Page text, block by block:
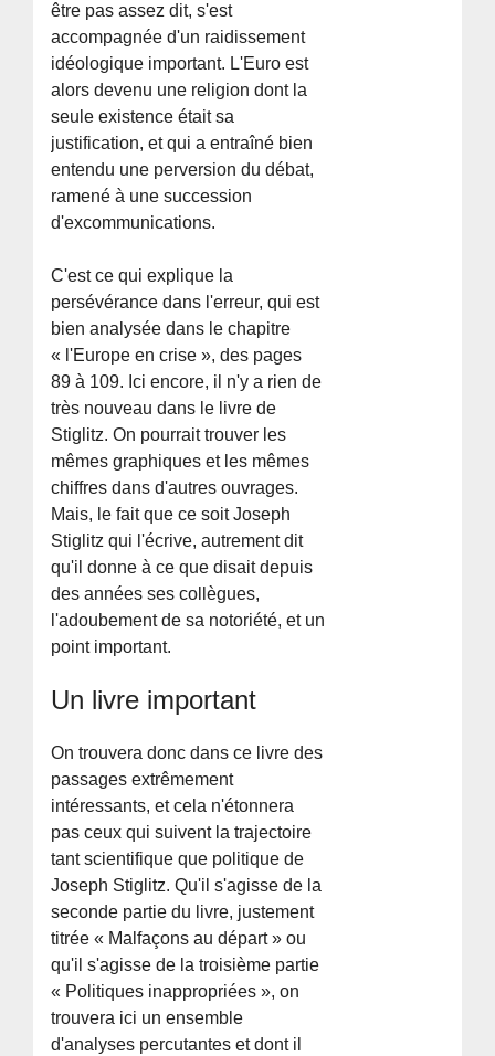
être pas assez dit, s'est
accompagnée d'un raidissement
idéologique important. L'Euro est
alors devenu une religion dont la
seule existence était sa
justification, et qui a entraîné bien
entendu une perversion du débat,
ramené à une succession
d'excommunications.
C'est ce qui explique la
persévérance dans l'erreur, qui est
bien analysée dans le chapitre
« l'Europe en crise », des pages
89 à 109. Ici encore, il n'y a rien de
très nouveau dans le livre de
Stiglitz. On pourrait trouver les
mêmes graphiques et les mêmes
chiffres dans d'autres ouvrages.
Mais, le fait que ce soit Joseph
Stiglitz qui l'écrive, autrement dit
qu'il donne à ce que disait depuis
des années ses collègues,
l'adoubement de sa notoriété, et un
point important.
Un livre important
On trouvera donc dans ce livre des
passages extrêmement
intéressants, et cela n'étonnera
pas ceux qui suivent la trajectoire
tant scientifique que politique de
Joseph Stiglitz. Qu'il s'agisse de la
seconde partie du livre, justement
titrée « Malfaçons au départ » ou
qu'il s'agisse de la troisième partie
« Politiques inappropriées », on
trouvera ici un ensemble
d'analyses percutantes et dont il